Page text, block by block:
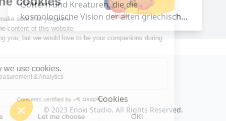
Göttern und Kreaturen, die die
kosmologische Vision der alten griechisch…
Cookies
© 2023 Enoki Studio. All Rights Reserved.